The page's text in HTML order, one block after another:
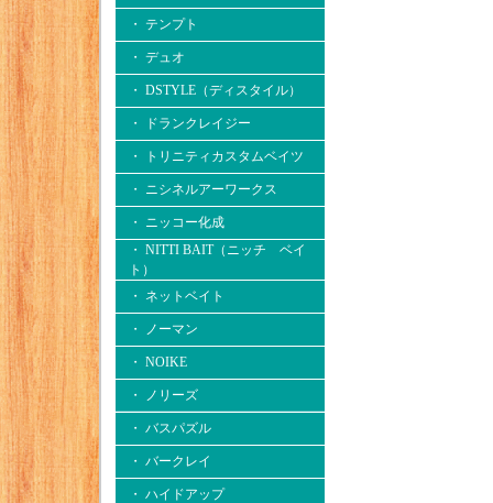
・ テンプト
・ デュオ
・ DSTYLE（ディスタイル）
・ ドランクレイジー
・ トリニティカスタムベイツ
・ ニシネルアーワークス
・ ニッコー化成
・ NITTI BAIT（ニッチ ベイ
ト）
・ ネットベイト
・ ノーマン
・ NOIKE
・ ノリーズ
・ バスパズル
・ バークレイ
・ ハイドアップ